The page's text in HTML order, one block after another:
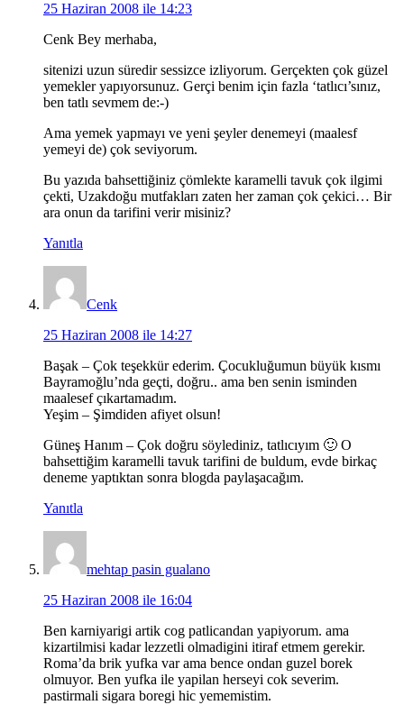
25 Haziran 2008 ile 14:23
Cenk Bey merhaba,
sitenizi uzun süredir sessizce izliyorum. Gerçekten çok güzel
yemekler yapıyorsunuz. Gerçi benim için fazla ‘tatlıcı’sınız,
ben tatlı sevmem de:-)
Ama yemek yapmayı ve yeni şeyler denemeyi (maalesf
yemeyi de) çok seviyorum.
Bu yazıda bahsettiğiniz çömlekte karamelli tavuk çok ilgimi
çekti, Uzakdoğu mutfakları zaten her zaman çok çekici… Bir
ara onun da tarifini verir misiniz?
Yanıtla
Cenk
25 Haziran 2008 ile 14:27
Başak – Çok teşekkür ederim. Çocukluğumun büyük kısmı
Bayramoğlu’nda geçti, doğru.. ama ben senin isminden
maalesef çıkartamadım.
Yeşim – Şimdiden afiyet olsun!
Güneş Hanım – Çok doğru söylediniz, tatlıcıyım 🙂 O
bahsettiğim karamelli tavuk tarifini de buldum, evde birkaç
deneme yaptıktan sonra blogda paylaşacağım.
Yanıtla
mehtap pasin gualano
25 Haziran 2008 ile 16:04
Ben karniyarigi artik cog patlicandan yapiyorum. ama
kizartilmisi kadar lezzetli olmadigini itiraf etmem gerekir.
Roma’da brik yufka var ama bence ondan guzel borek
olmuyor. Ben yufka ile yapilan herseyi cok severim.
pastirmali sigara boregi hic yememistim.